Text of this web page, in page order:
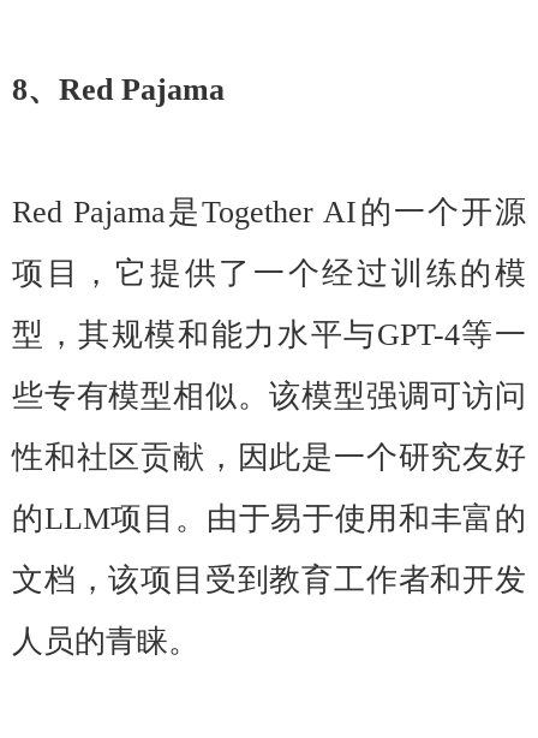
8、Red Pajama
Red Pajama是Together AI的一个开源
项目，它提供了一个经过训练的模
型，其规模和能力水平与GPT-4等一
些专有模型相似。该模型强调可访问
性和社区贡献，因此是一个研究友好
的LLM项目。由于易于使用和丰富的
文档，该项目受到教育工作者和开发
人员的青睐。